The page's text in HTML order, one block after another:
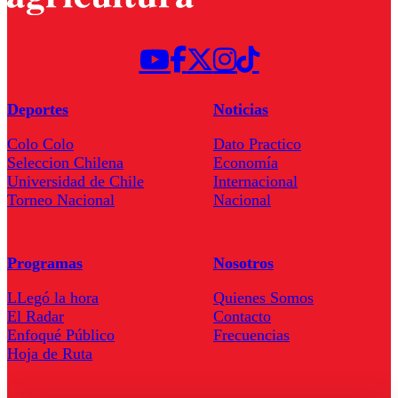
Deportes
Colo Colo
Seleccion Chilena
Universidad de Chile
Torneo Nacional
Noticias
Dato Practico
Economía
Internacional
Nacional
Programas
LLegó la hora
El Radar
Enfoqué Público
Hoja de Ruta
Nosotros
Quienes Somos
Contacto
Frecuencias